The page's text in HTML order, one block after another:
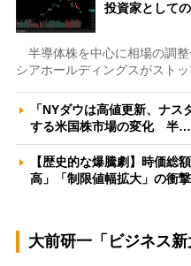
投資家として
半導体株を中心に相場の調
シアホールディングスがスト
「NYダウは高値更新、ナ
する米国株市場の変化 半…
【歴史的な爆騰劇】時価総
高」「制限値幅拡大」の
大前研一「ビジネス